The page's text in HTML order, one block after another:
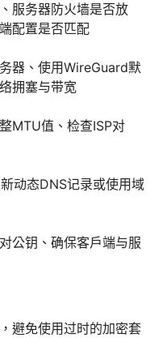
服务器防火墙是否放
配置是否匹配
器、使用WireGuard默
拥塞与带宽
MTU值、检查ISP对
动态DNS记录或使用域
公钥、确保客户端与服
避免使用过时的加密套